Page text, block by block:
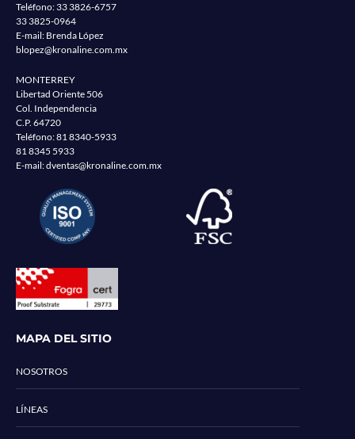
Teléfono: 33 3826-6757
33 3825-0964
E-mail: Brenda López
blopez@kronaline.com.mx
MONTERREY
Libertad Oriente 506
Col. Independencia
C.P. 64720
Teléfono:81 8340-5933
81 8345 5933
E-mail:dventas@kronaline.com.mx
MAPA DEL SITIO
NOSOTROS
LÍNEAS